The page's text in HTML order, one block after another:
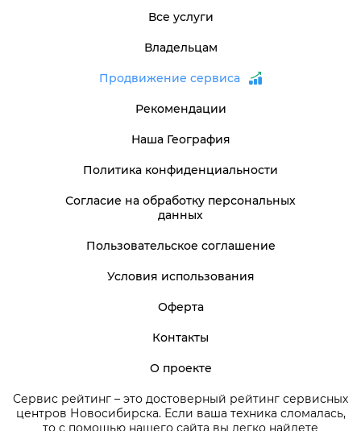
Сервис рейтинг – это достоверный рейтинг сервисных
центров Новосибирска. Если ваша техника сломалась,
то с помощью нашего сайта вы легко найдете
Все услуги
Владельцам
Продвижение сервиса
Рекомендации
Наша География
Политика конфиденциальности
Согласие на обработку персональных
данных
Пользовательское соглашение
Условия использования
Оферта
Контакты
О проекте